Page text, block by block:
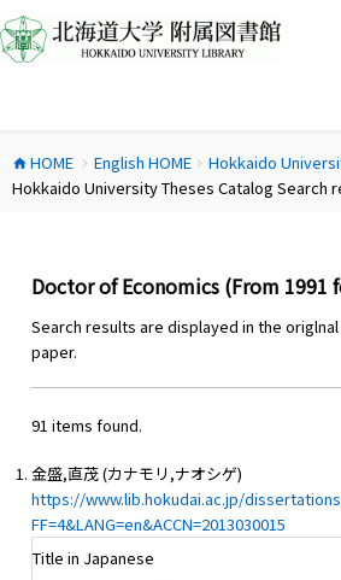
ン
テ
ス
キ
home HOME chevron_right English HOMEchevron_right Hokkaido
Hokkaido University Theses Catalog Search
Doctor of Economics (From 1991
Search results are displayed in the
paper.
91 items found.
金盛,直茂 (カナモリ,ナオシゲ)
https://www.lib.hokudai.ac.jp/
FF=4&LANG=en&ACCN=2013030015
Title in Japanese